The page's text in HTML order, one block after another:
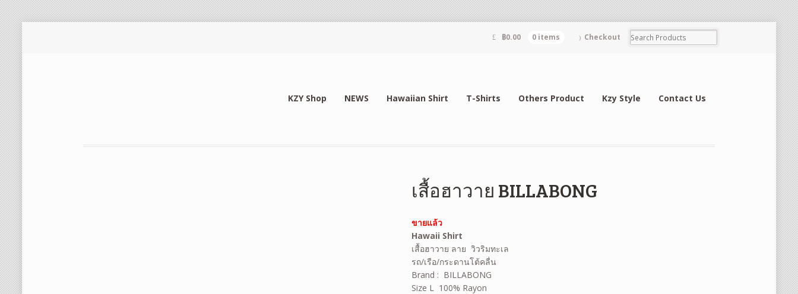
฿0.00 0 items Checkout
KZY Shop NEWS Hawaiian Shirt T-Shirts Others Product Kzy Style Contact Us
เสื้อฮาวาย BILLABONG
ขายแล้ว
Hawaii Shirt
เสื้อฮาวาย ลาย วิวริมทะเล
รถ/เรือ/กระดานโต้คลื่น
Brand : BILLABONG
Size L 100% Rayon